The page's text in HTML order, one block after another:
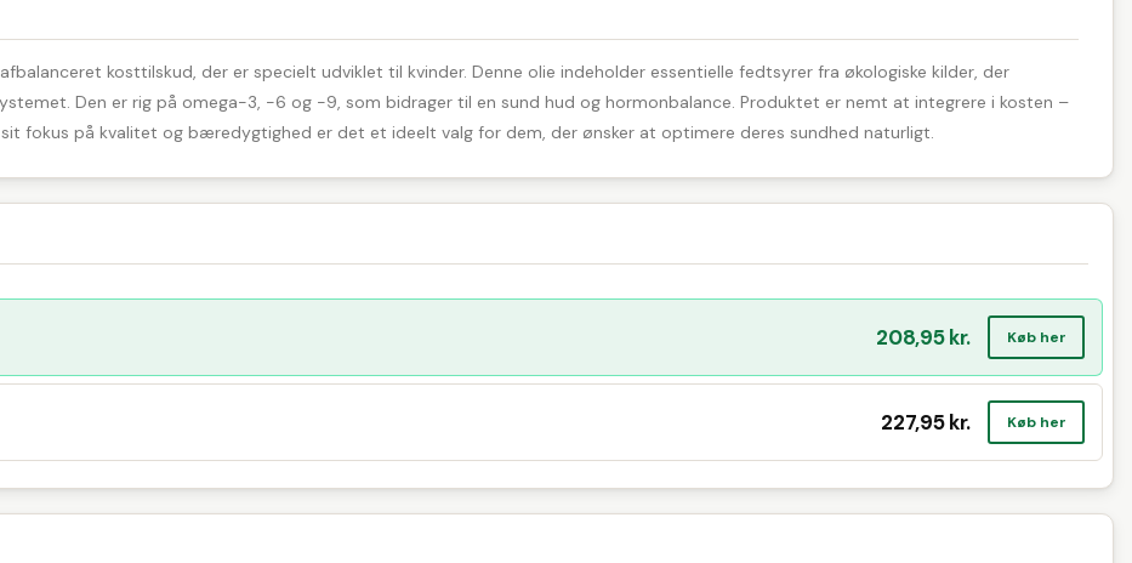
kosttilskud, der er specielt udviklet til kvinder. Denne olie indeholder essentielle fedtsyrer fra økologiske kilder, der
Den er rig på omega-3, -6 og -9, som bidrager til en sund hud og hormonbalance. Produktet er nemt at integrere i kosten –
fokus på kvalitet og bæredygtighed er det et ideelt valg for dem, der ønsker at optimere deres sundhed naturligt.
208,95 kr. Køb her
227,95 kr. Køb her